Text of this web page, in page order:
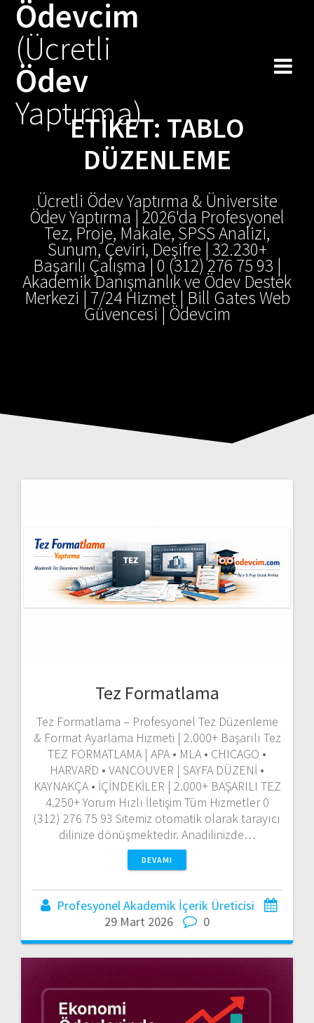
Ödevcim
(Ücretli
Ödev
Yaptırma)
ETIKET: TABLO
DÜZENLEME
Ücretli Ödev Yaptırma & Üniversite
Ödev Yaptırma | 2026'da Profesyonel
Tez, Proje, Makale, SPSS Analizi,
Sunum, Çeviri, Deşifre | 32.230+
Başarılı Çalışma | 0 (312) 276 75 93 |
Akademik Danışmanlık ve Ödev Destek
Merkezi | 7/24 Hizmet | Bill Gates Web
Güvencesi | Ödevcim
Tez Formatlama
Tez Formatlama – Profesyonel Tez Düzenleme
& Format Ayarlama Hizmeti | 2.000+ Başarılı Tez
TEZ FORMATLAMA | APA • MLA • CHICAGO •
HARVARD • VANCOUVER | SAYFA DÜZENİ •
KAYNAKÇA • İÇİNDEKİLER | 2.000+ BAŞARILI TEZ
4.250+ Yorum Hızlı İletişim Tüm Hizmetler 0
(312) 276 75 93 Sitemiz otomatik olarak tarayıcı
dilinize dönüşmektedir. Anadilinizde…
DEVAMI
Profesyonel Akademik İçerik Üreticisi
29 Mart 2026
0